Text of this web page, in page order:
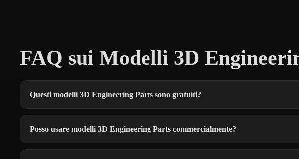
FAQ sui Modelli 3D
Questi modelli 3D Engineering Parts sono gratuiti?
Posso usare modelli 3D Engineering Parts commercialmente?